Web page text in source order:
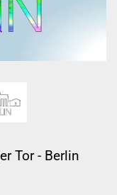
Tor - Berlin